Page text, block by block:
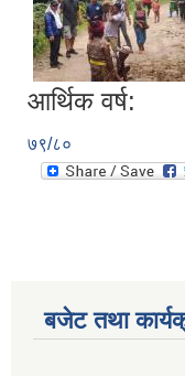
आर्थिक वर्ष:
७९/८०
बजेट तथा